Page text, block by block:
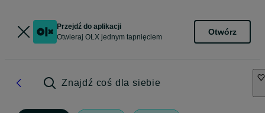
Przejdź do aplikacji
Otwieraj OLX jednym tapnięciem
Otwórz
Znajdź coś dla siebie